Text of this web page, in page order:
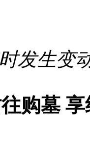
发生变
购墓